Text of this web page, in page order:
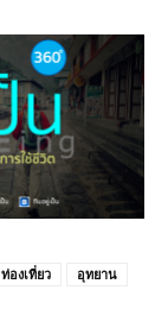
ท่องเที่ยว
อุทยาน